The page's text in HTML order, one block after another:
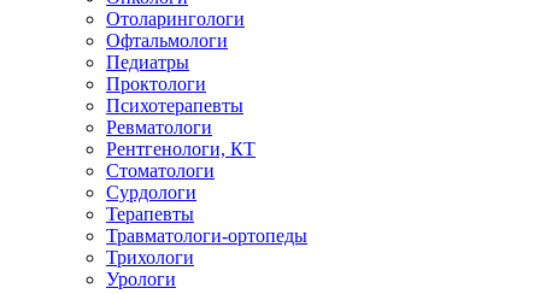
Отоларингологи
Офтальмологи
Педиатры
Проктологи
Психотерапевты
Ревматологи
Рентгенологи, КТ
Стоматологи
Сурдологи
Терапевты
Травматологи-ортопеды
Трихологи
Урологи